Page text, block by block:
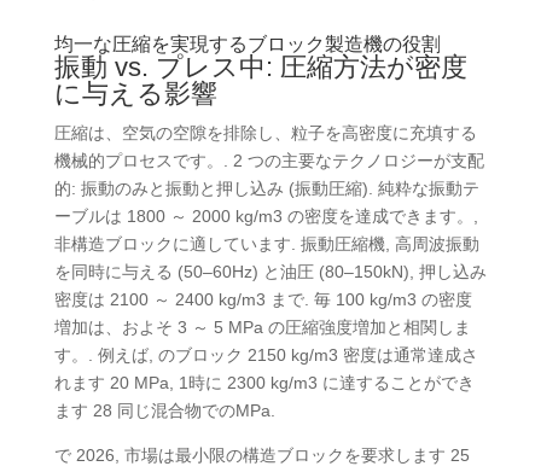
均一な圧縮を実現するブロック製造機の役割
振動 vs. プレス中: 圧縮方法が密度
に与える影響
圧縮は、空気の空隙を排除し、粒子を高密度に充填する
機械的プロセスです。. 2 つの主要なテクノロジーが支配
的: 振動のみと振動と押し込み (振動圧縮). 純粋な振動テ
ーブルは 1800 ～ 2000 kg/m3 の密度を達成できます。,
非構造ブロックに適しています. 振動圧縮機, 高周波振動
を同時に与える (50–60Hz) と油圧 (80–150kN), 押し込み
密度は 2100 ～ 2400 kg/m3 まで. 毎 100 kg/m3 の密度
増加は、およそ 3 ～ 5 MPa の圧縮強度増加と相関しま
す。. 例えば, のブロック 2150 kg/m3 密度は通常達成さ
れます 20 MPa, 1時に 2300 kg/m3 に達することができ
ます 28 同じ混合物でのMPa.
で 2026, 市場は最小限の構造ブロックを要求します 25